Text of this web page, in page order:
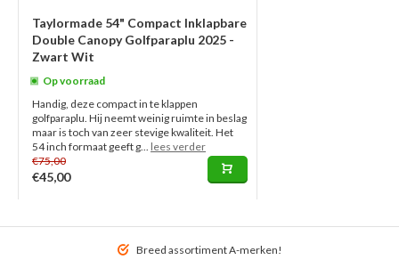
Taylormade 54" Compact Inklapbare
Double Canopy Golfparaplu 2025 -
Zwart Wit
Op voorraad
Handig, deze compact in te klappen
golfparaplu. Hij neemt weinig ruimte in beslag
maar is toch van zeer stevige kwaliteit. Het
54 inch formaat geeft g... lees verder
€75,00
€45,00
Breed assortiment A-merken!